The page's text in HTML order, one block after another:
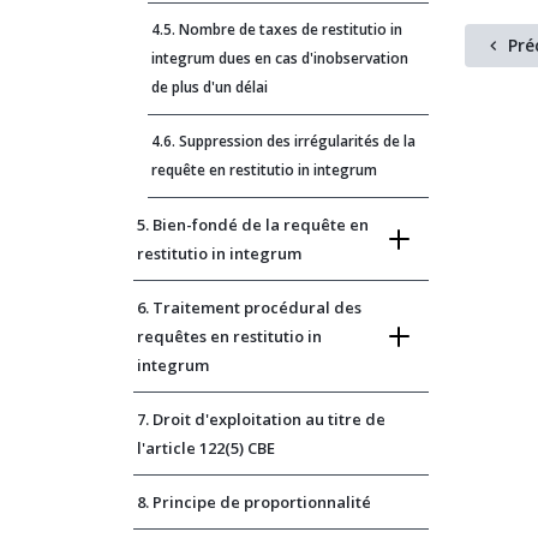
4.5. Nombre de taxes de restitutio in
integrum dues en cas d'inobservation
de plus d'un délai
4.6. Suppression des irrégularités de la
requête en restitutio in integrum
5. Bien-fondé de la requête en
restitutio in integrum
6. Traitement procédural des
requêtes en restitutio in
integrum
7. Droit d'exploitation au titre de
l'article 122(5) CBE
8. Principe de proportionnalité